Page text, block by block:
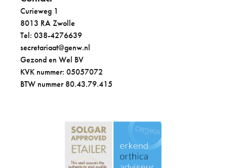
Curieweg 1
8013 RA Zwolle
Tel: 038-4276639
secretariaat@genw.nl
Gezond en Wel BV
KVK nummer: 05057072
BTW nummer 80.43.79.415